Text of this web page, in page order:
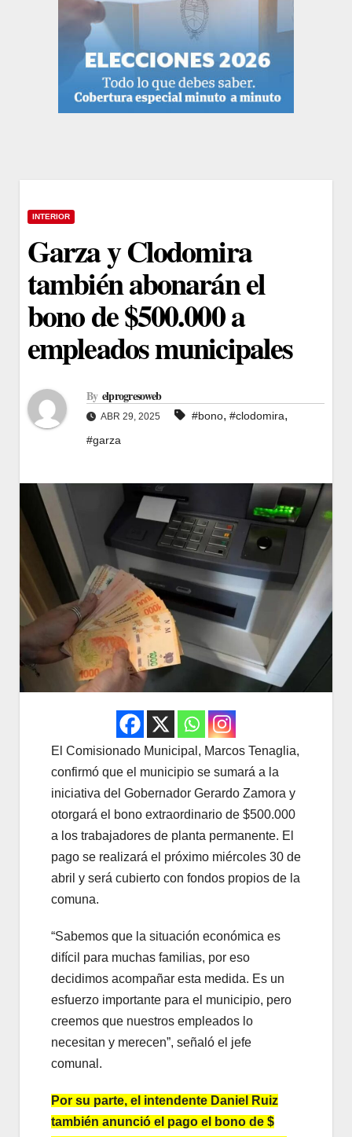
INTERIOR
Garza y Clodomira
también abonarán el
bono de $500.000 a
empleados municipales
By elprogresoweb
ABR 29, 2025 #bono, #clodomira,
#garza
El Comisionado Municipal, Marcos Tenaglia,
confirmó que el municipio se sumará a la
iniciativa del Gobernador Gerardo Zamora y
otorgará el bono extraordinario de $500.000
a los trabajadores de planta permanente. El
pago se realizará el próximo miércoles 30 de
abril y será cubierto con fondos propios de la
comuna.
“Sabemos que la situación económica es
difícil para muchas familias, por eso
decidimos acompañar esta medida. Es un
esfuerzo importante para el municipio, pero
creemos que nuestros empleados lo
necesitan y merecen”, señaló el jefe
comunal.
Por su parte, el intendente Daniel Ruiz
también anunció el pago el bono de $